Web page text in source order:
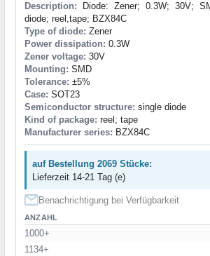
Description: Diode: Zener; 0.3W; 30V;
diode; reel,tape; BZX84C
Type of diode: Zener
Power dissipation: 0.3W
Zener voltage: 30V
Mounting: SMD
Tolerance: ±5%
Case: SOT23
Semiconductor structure: single diode
Kind of package: reel; tape
Manufacturer series: BZX84C
auf Bestellung 2069 Stücke:
Lieferzeit 14-21 Tag (e)
Benachrichtigung bei Verfügbarkeit
ANZAHL
1000+
1134+